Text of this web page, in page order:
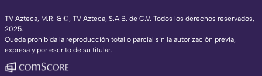
TV Azteca, M.R. & ©, TV Azteca, S.A.B. de C.V. Todos los derechos reservados,
2025.
Queda prohibida la reproducción total o parcial sin la autorización previa,
expresa y por escrito de su titular.